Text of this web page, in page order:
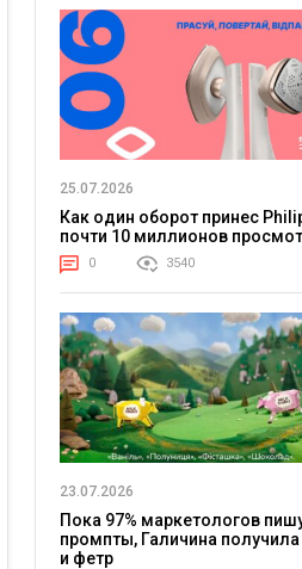
25.07.2026
Как один оборот принес
почти 10 миллионов
0 3540
23.07.2026
Пока 97% маркетологов
промпты, Галичина получила
и фетр